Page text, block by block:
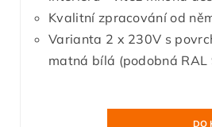
Kvalitní zpracování od
Varianta 2 x 230V s
matná bílá (podobná RAL